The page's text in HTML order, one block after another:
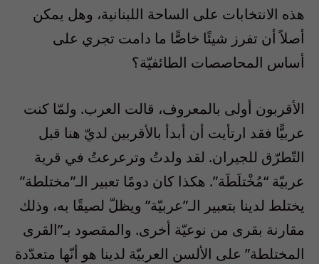
هذه الانتخابات على الساحة اللبنانية، وهل يمكن
أصلاً أن تفرز شيئًا خاصًّا ما دامت تجري على
أساس المحاصصات الطائفيّة؟
الأقربون أولى بالمعروف، قالت العرب. ولمّا كنت
عربيًّا فقد ارتأيت أن أبدأ بالأقربين لديّ هنا قبل
التّطرّق للجيران. لقد ولدتُ وترعرعتُ في قرية
عربيّة “مُخْتلَطَة”. هكذا كان دومًا تعبير الـ”مختلطة”
يختلط لدينا بتعبير الـ”عربيّة” ويظلّ لصيقًا به، وذلك
مقارنة بقرى من نوعيّة أخرى. والمقصود بـ”القرى
المختلطة” على الألسن العربيّة لدينا هو أنّها متعدّدة